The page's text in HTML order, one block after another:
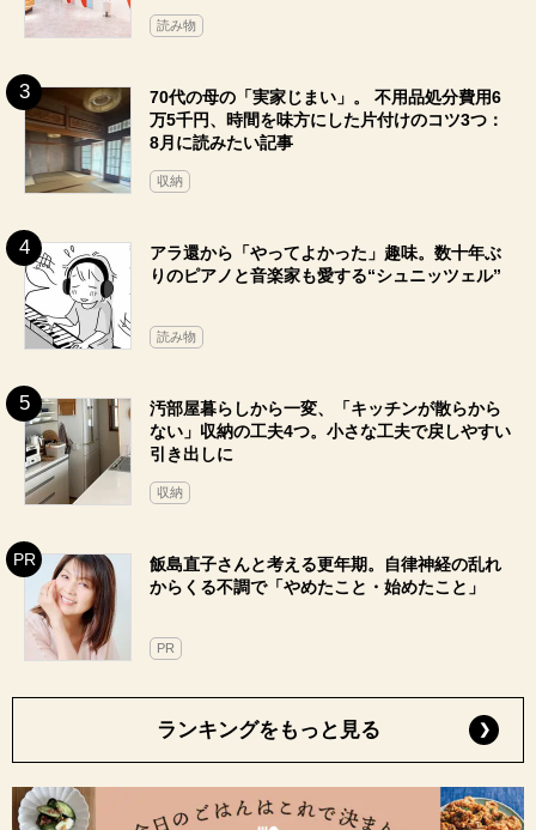
読み物
70代の母の「実家じまい」。 不用品処分費用6
万5千円、時間を味方にした片付けのコツ3つ：
8月に読みたい記事
収納
アラ還から「やってよかった」趣味。数十年ぶ
りのピアノと音楽家も愛する“シュニッツェル”
読み物
汚部屋暮らしから一変、「キッチンが散らから
ない」収納の工夫4つ。小さな工夫で戻しやすい
引き出しに
収納
飯島直子さんと考える更年期。自律神経の乱れ
からくる不調で「やめたこと・始めたこと」
PR
ランキングをもっと見る